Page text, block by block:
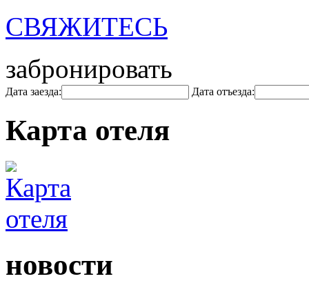
СВЯЖИТЕСЬ
забронировать
Дата заезда: Дата отъезда:
Карта отеля
новости